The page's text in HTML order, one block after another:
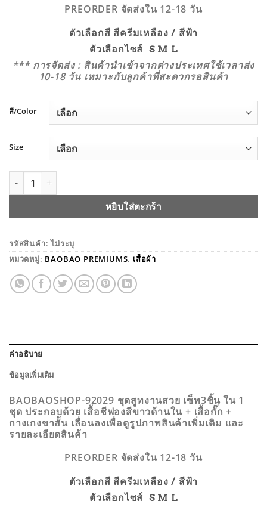
PREORDER จัดส่งใน 12-18 วัน
ตัวเลือกสี สีครีมเหลือง / สีฟ้า
ตัวเลือกไซส์ S M L
*** การจัดส่ง : สินค้านำเข้าจากต่างประเทศใช้เวลาส่ง
10-18 วัน เหมาะกับลูกค้าที่สะดวกรอสินค้า
สี/Color
Size
จำนวน BAOBAOSHOP-92029 ชุดสูทงานสวย เซ็ท3ชิ้น ชิ้น
หยิบใส่ตะกร้า
รหัสสินค้า:ไม่ระบุ
หมวดหมู่: BAOBAO PREMIUMS, เสื้อผ้า
คำอธิบาย
ข้อมูลเพิ่มเติม
BAOBAOSHOP-92029 ชุดสูทงานสวย เซ็ท3ชิ้น ใน 1
ชุด ประกอบด้วย เสื้อชีฟองสีขาวด้านใน + เสื้อกั๊ก +
กางเกงขาสั้น เลื่อนลงเพื่อดูรูปภาพสินค้าเพิ่มเติม และ
รายละเอียดสินค้า
PREORDER จัดส่งใน 12-18 วัน
ตัวเลือกสี สีครีมเหลือง / สีฟ้า
ตัวเลือกไซส์ S M L